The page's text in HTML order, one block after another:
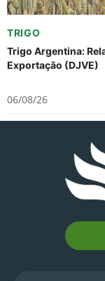
TRIGO
Trigo Argentina:
Exportação (DJVE)
06/08/26